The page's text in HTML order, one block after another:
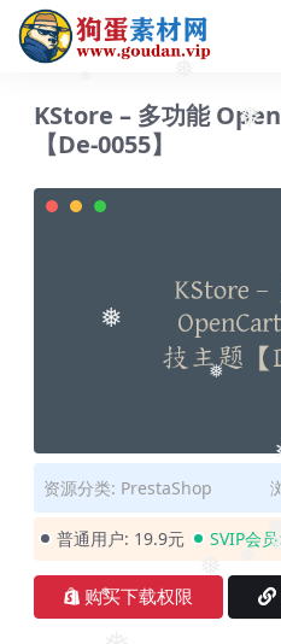
❅
❅
❅
❅
❅
❅
KStore – 多功能
【De-0055】
资源分类: PrestaShop
普通用户: 19.9元 SVIP会员:
购买下载权限